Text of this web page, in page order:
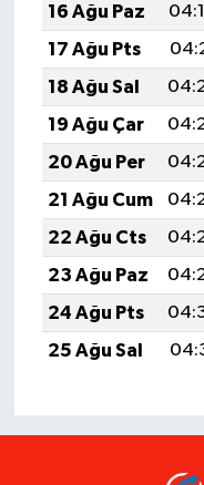
16 Ağu Paz
17 Ağu Pts
18 Ağu Sal
19 Ağu Çar
20 Ağu Per
21 Ağu Cum
22 Ağu Cts
23 Ağu Paz
24 Ağu Pts
25 Ağu Sal